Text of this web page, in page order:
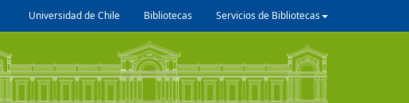
Universidad de Chile Bibliotecas Servicios de Bibliotecas